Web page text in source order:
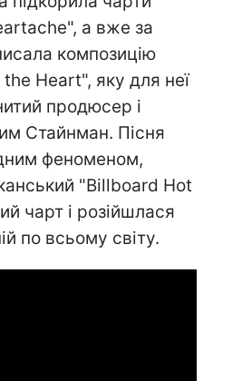
а вже за
композицію
Heart", яку для неї
продюсер і
Стайнман. Пісня
феноменом,
"Billboard Hot
чарт і розійшлася
по всьому світу.